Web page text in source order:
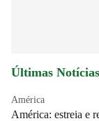
Últimas Notícias
América
América: estreia e